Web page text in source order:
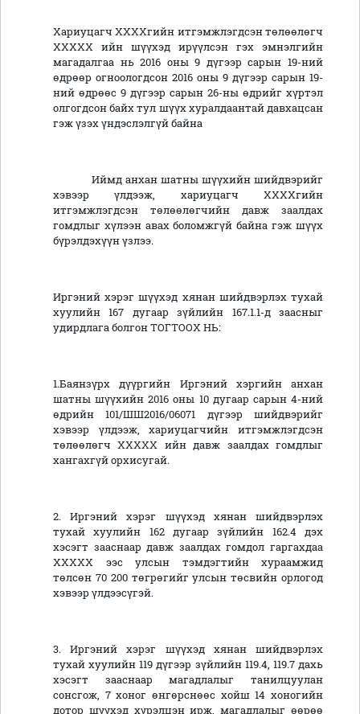
Хариуцагч ХХХХгийн итгэмжлэгдсэн төлөөлөгч
ХХХХХ ийн шүүхэд ирүүлсэн гэх эмнэлгийн
магадалгаа нь 2016 оны 9 дүгээр сарын 19-ний
өдрөөр огноологдсон 2016 оны 9 дүгээр сарын 19-
ний өдрөөс 9 дүгээр сарын 26-ны өдрийг хүртэл
олгогдсон байх тул шүүх хуралдаантай давхацсан
гэж үзэх үндэслэлгүй байна
Иймд анхан шатны шүүхийн шийдвэрийг
хэвээр үлдээж, хариуцагч ХХХХгийн
итгэмжлэгдсэн төлөөлөгчийн давж заалдах
гомдлыг хүлээн авах боломжгүй байна гэж шүүх
бүрэлдэхүүн үзлээ.
Иргэний хэрэг шүүхэд хянан шийдвэрлэх тухай
хуулийн 167 дугаар зүйлийн 167.1.1-д заасныг
удирдлага болгон ТОГТООХ НЬ:
1.Баянзүрх дүүргийн Иргэний хэргийн анхан
шатны шүүхийн 2016 оны 10 дугаар сарын 4-ний
өдрийн 101/ШШ2016/06071 дүгээр шийдвэрийг
хэвээр үлдээж, хариуцагчийн итгэмжлэгдсэн
төлөөлөгч ХХХХХ ийн давж заалдах гомдлыг
хангахгүй орхисугай.
2. Иргэний хэрэг шүүхэд хянан шийдвэрлэх
тухай хуулийн 162 дугаар зүйлийн 162.4 дэх
хэсэгт зааснаар давж заалдах гомдол гаргахдаа
ХХХХХ ээс улсын тэмдэгтийн хураамжид
төлсөн 70 200 төгрөгийг улсын төсвийн орлогод
хэвээр үлдээсүгэй.
3. Иргэний хэрэг шүүхэд хянан шийдвэрлэх
тухай хуулийн 119 дүгээр зүйлийн 119.4, 119.7 дахь
хэсэгт зааснаар магадлалыг танилцуулан
сонсгож, 7 хоног өнгөрснөөс хойш 14 хоногийн
дотор шүүхэд хүрэлцэн ирж, магадлалыг өөрөө